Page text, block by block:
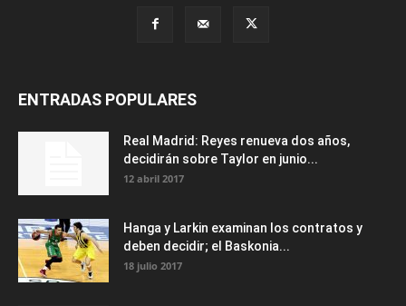
ENTRADAS POPULARES
Real Madrid: Reyes renueva dos años,
decidirán sobre Taylor en junio...
12 abril 2017
Hanga y Larkin examinan los contratos y
deben decidir; el Baskonia...
18 julio 2017